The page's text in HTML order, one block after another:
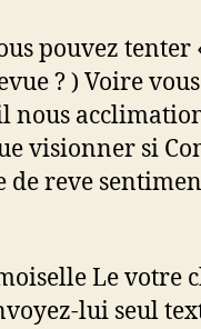
pouvez tenter
? ) Voire
nous
visionner si
de reve
Le votre
lui seul